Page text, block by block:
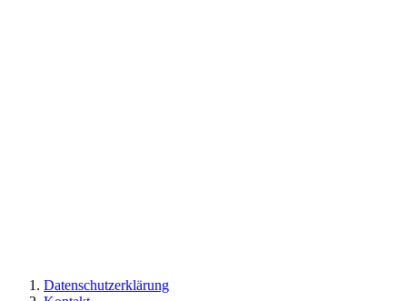
Datenschutzerklärung